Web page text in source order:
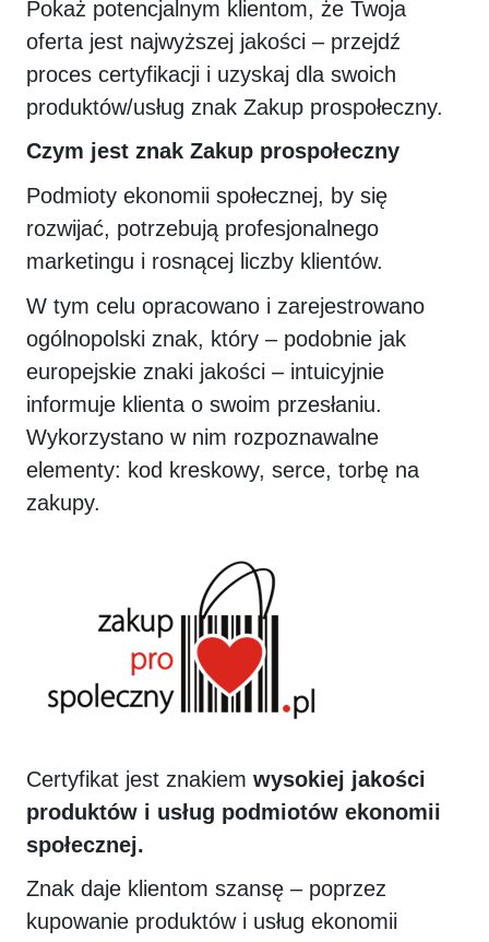
Pokaż potencjalnym klientom, że Twoja
oferta jest najwyższej jakości – przejdź
proces certyfikacji i uzyskaj dla swoich
produktów/usług znak Zakup prospołeczny.
Czym jest znak Zakup prospołeczny
Podmioty ekonomii społecznej, by się
rozwijać, potrzebują profesjonalnego
marketingu i rosnącej liczby klientów.
W tym celu opracowano i zarejestrowano
ogólnopolski znak, który – podobnie jak
europejskie znaki jakości – intuicyjnie
informuje klienta o swoim przesłaniu.
Wykorzystano w nim rozpoznawalne
elementy: kod kreskowy, serce, torbę na
zakupy.
Certyfikat jest znakiem wysokiej jakości
produktów i usług podmiotów ekonomii
społecznej.
Znak daje klientom szansę – poprzez
kupowanie produktów i usług ekonomii